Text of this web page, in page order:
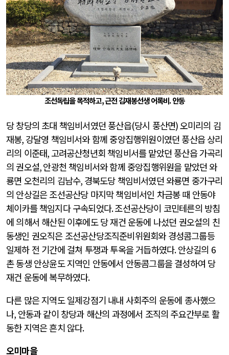
조선독립을 목적하고, 근전 김재봉선생 어록비. 안동
당 창당의 초대 책임비서였던 풍산읍(당시 풍산면)오미리의 김
재봉, 강달영 책임비서와 함께 중앙집행위원이였던 풍산읍 상리
리의 이준태, 고려공산청년회 책임비서를 맡았던 풍산읍 가곡리
의 권오설,안광천 책임비서와 함께 중앙집행위원을 맡았던 와
룡면 오천리의 김남수, 경북도당 책임비서였던 와룡면 중가구리
의 안상길은 조선공산당 마지막 책임비서인 차금봉 때 안동야
체이카를 책임지다 구속되었다.조선공산당이 코민테른의 방침
에 의해서 해산된 이후에도 당 재건 운동에 나섰던 권오설의 친
동생인 권오직은 조선공산당조직준비위원회와 경성콤그룹등
일제하 전 기간에 걸쳐 투쟁과 투옥을 거듭하였다.안상길의 6
촌 동생 안상윤도 지역인 안동에서 안동콤그룹을 결성하여 당
재건 운동에 복무하였다.
다른 많은 지역도 일제강점기 내내 사회주의 운동에 종사했으
나, 안동과 같이 창당과 해산의 과정에서 조직의 주요간부로 활
동한 지역은 흔치 않다.
오미마을